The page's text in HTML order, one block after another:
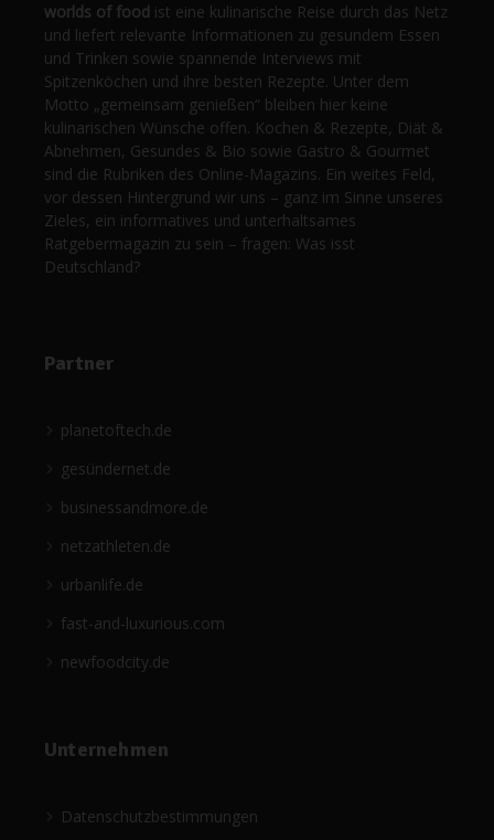
worlds of food ist eine kulinarische Reise durch das Netz
und liefert relevante Informationen zu gesundem Essen
und Trinken sowie spannende Interviews mit
Spitzenköchen und ihre besten Rezepte. Unter dem
Motto „gemeinsam genießen“ bleiben hier keine
kulinarischen Wünsche offen. Kochen & Rezepte, Diät &
Abnehmen, Gesundes & Bio sowie Gastro & Gourmet
sind die Rubriken des Online-Magazins. Ein weites Feld,
vor dessen Hintergrund wir uns – ganz im Sinne unseres
Zieles, ein informatives und unterhaltsames
Ratgebermagazin zu sein – fragen: Was isst
Deutschland?
Partner
planetoftech.de
gesündernet.de
businessandmore.de
netzathleten.de
urbanlife.de
fast-and-luxurious.com
newfoodcity.de
Unternehmen
Datenschutzbestimmungen